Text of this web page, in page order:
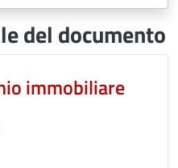
del documento
immobiliare